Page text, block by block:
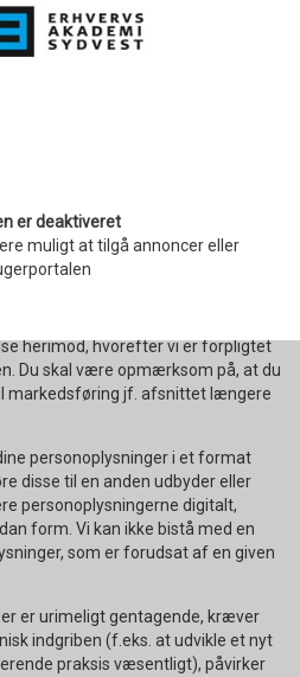
er deaktiveret
muligt at tilgå annoncer eller
anden lovgivning.
har du ret til at få berigtiget
som følge af anden hjemmel eller
situation ikke kan slette visse
herimod, hvorefter vi er forpligtet
Du skal være opmærksom på, at du
markedsføring jf. afsnittet længere
personoplysninger i et format
disse til en anden udbyder eller
personoplysningerne digitalt,
form. Vi kan ikke bistå med en
som er forudsat af en given
er urimeligt gentagende, kræver
indgriben (f.eks. at udvikle et nyt
praksis væsentligt), påvirker